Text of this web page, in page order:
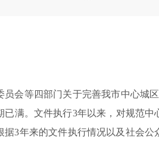
员会等四部门关于完善我市中心城
已满。文件执行3年以来，对规范中
据3年来的文件执行情况以及社会